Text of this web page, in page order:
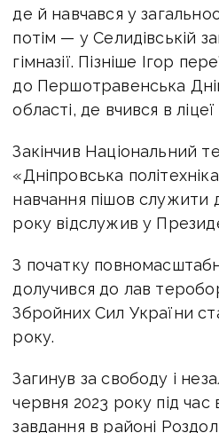
де й навчався у
потім — у Селидівській
гімназії. Пізніше Ігор
до Першотравенська
області, де вчився в
Закінчив Національний
«Дніпровська
навчання пішов служити
року відслужив у
З початку
долучився до лав
Збройних Сил України
року.
Загинув за свободу і
червня 2023 року під
завдання в районі